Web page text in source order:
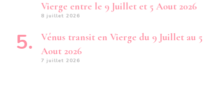
Vierge entre le 9 Juillet et 5 Aout 2026
8 juillet 2026
Vénus transit en Vierge du 9 Juillet au 5
Aout 2026
7 juillet 2026